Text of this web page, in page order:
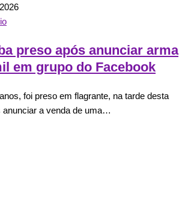
preso após anunciar arma
em grupo do Facebook
foi preso em flagrante, na tarde desta
anunciar a venda de uma…